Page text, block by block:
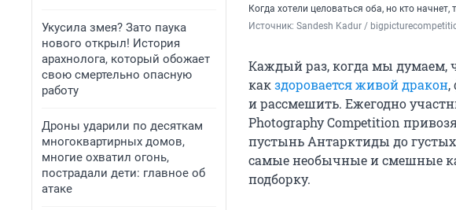
Укусила змея? Зато паука
нового открыл! История
арахнолога, который обожает
свою смертельно опасную
работу
Дроны ударили по десяткам
многоквартирных домов,
многие охватил огонь,
пострадали дети: главное об
атаке
Когда хотели целоваться оба, но кто начнет,
Источник: Sandesh Kadur /
Каждый раз, когда мы думаем,
какздоровается живой дракон,
и рассмешить. Ежегодно
Photography Competition
пустынь Антарктиды до
самые необычные и смешные
подборку.